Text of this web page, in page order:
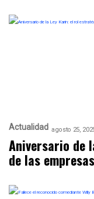
Actualidad agosto 25,
Aniversario de
de las empresas